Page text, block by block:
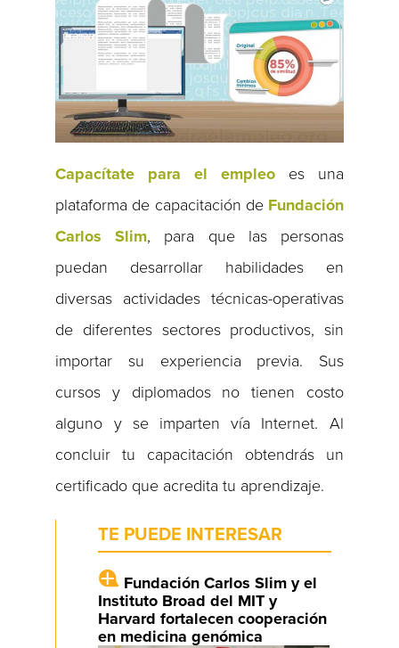
Capacítate para el empleoes una
plataforma de capacitación de Fundación
Carlos Slim, para que las personas
puedan desarrollar habilidades en
diversas actividades técnicas-operativas
de diferentes sectores productivos, sin
importar su experiencia previa. Sus
cursos y diplomados no tienen costo
alguno y se imparten vía Internet. Al
concluir tu capacitación obtendrás un
certificado que acredita tu aprendizaje.
TE PUEDE INTERESAR
Fundación Carlos Slim y el
Instituto Broad del MIT y
Harvard fortalecen cooperación
en medicina genómica